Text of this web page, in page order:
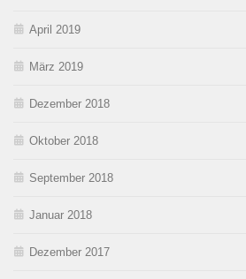
April 2019
März 2019
Dezember 2018
Oktober 2018
September 2018
Januar 2018
Dezember 2017